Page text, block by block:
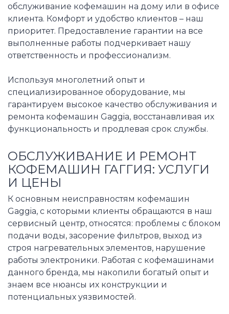
обслуживание кофемашин на дому или в офисе
клиента. Комфорт и удобство клиентов – наш
приоритет. Предоставление гарантии на все
выполненные работы подчеркивает нашу
ответственность и профессионализм.
Используя многолетний опыт и
специализированное оборудование, мы
гарантируем высокое качество обслуживания и
ремонта кофемашин Gaggia, восстанавливая их
функциональность и продлевая срок службы.
ОБСЛУЖИВАНИЕ И РЕМОНТ
КОФЕМАШИН ГАГГИЯ: УСЛУГИ
И ЦЕНЫ
К основным неисправностям кофемашин
Gaggia, с которыми клиенты обращаются в наш
сервисный центр, относятся: проблемы с блоком
подачи воды, засорение фильтров, выход из
строя нагревательных элементов, нарушение
работы электроники. Работая с кофемашинами
данного бренда, мы накопили богатый опыт и
знаем все нюансы их конструкции и
потенциальных уязвимостей.